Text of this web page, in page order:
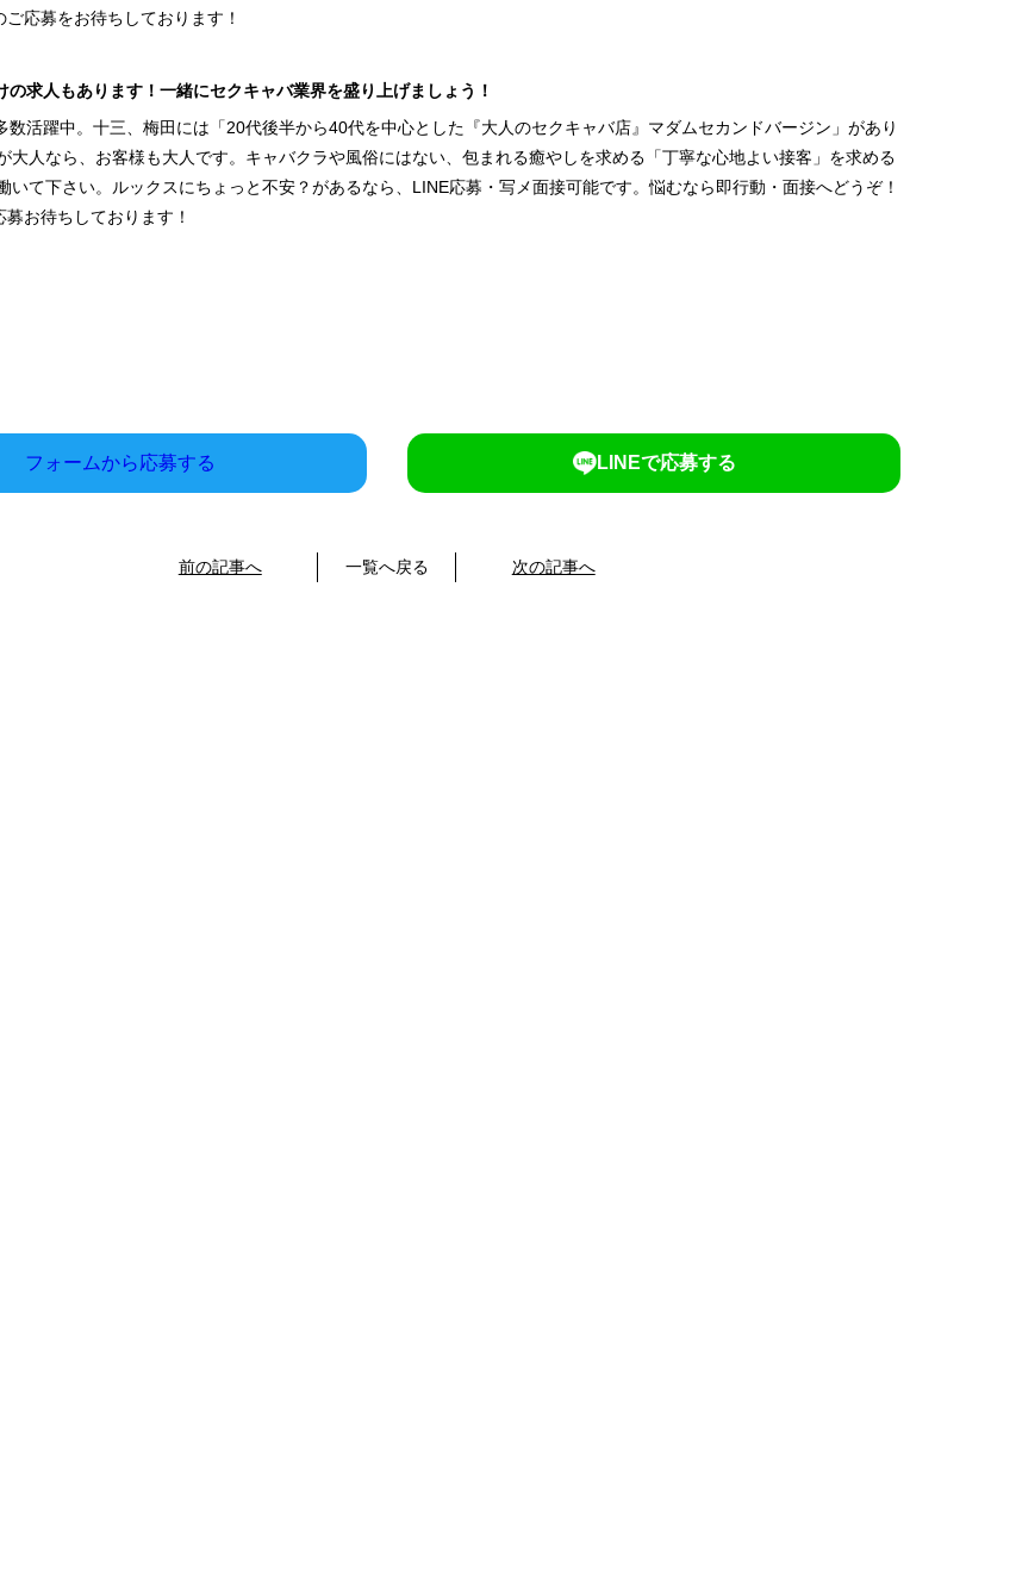
ご応募をお待ちしております！
の求人もあります！一緒にセクキャバ業界を盛り上げましょう！
数活躍中。十三、梅田には「20代後半から40代を中心とした『大人のセクキャバ店』マダムセカンドバージン」があり
大人なら、お客様も大人です。キャバクラや風俗にはない、包まれる癒やしを求める「丁寧な心地よい接客」を求める
いて下さい。ルックスにちょっと不安？があるなら、LINE応募・写メ面接可能です。悩むなら即行動・面接へどうぞ！
お待ちしております！
フォームから応募する LINEで応募する
前の記事へ 一覧へ戻る 次の記事へ